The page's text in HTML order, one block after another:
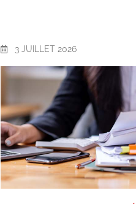
3 JUILLET 2026